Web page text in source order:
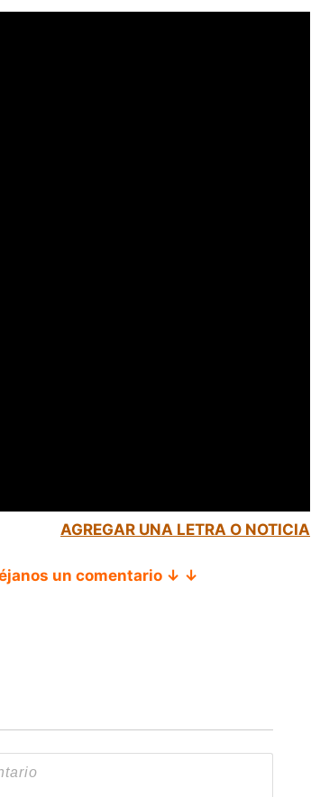
AGREGAR UNA LETRA O NOTICIA
un comentario ↓ ↓